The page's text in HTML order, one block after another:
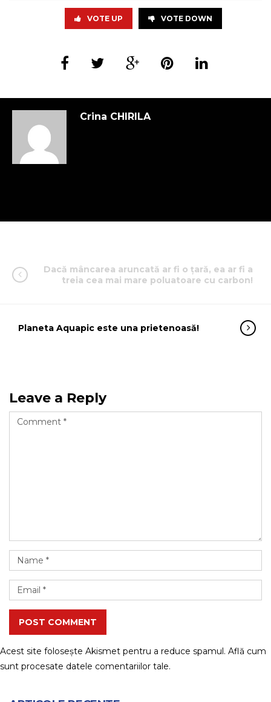
VOTE UP VOTE DOWN
Crina CHIRILA
Dacă mâncarea aruncată ar fi o țară, ea ar fi a
treia cea mai mare poluatoare cu carbon!
Planeta Aquapic este una prietenoasă!
Leave a Reply
POST COMMENT
Acest site folosește Akismet pentru a reduce spamul. Află cum
sunt procesate datele comentariilor tale.